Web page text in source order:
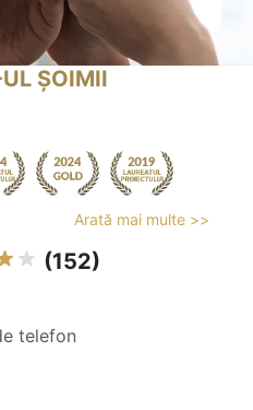
ȘOIMII
Arată mai multe >>
(152)
telefon